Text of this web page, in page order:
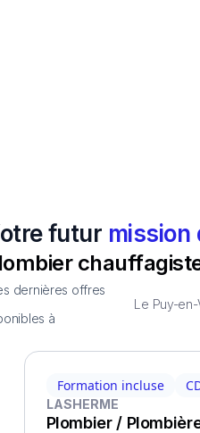
futur mission
dernières offres
à
Le Puy-en-
Formation incluse
LASHERME
Plombier /